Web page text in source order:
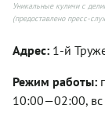
Уникальные куличи с
(предоставлено пресс-
Адрес: 1-й
Режим работы:
10:00—02:00,